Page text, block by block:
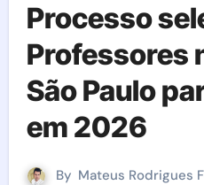
Processo
Professores
São Paulo
em 2026
By Mateus Rodrigues